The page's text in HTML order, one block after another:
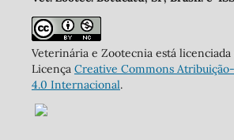
Veterinária e Zootecnia está
Licença Creative Commons
4.0 Internacional.